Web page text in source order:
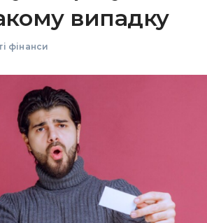
випадку
фінанси